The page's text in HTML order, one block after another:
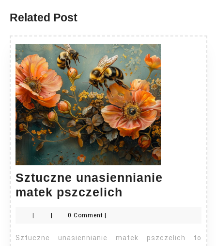
Related Post
Sztuczne unasiennianie
matek pszczelich
unasiennianie
pszczelich
0 Comment
Sztuczne unasiennianie matek pszczelich to